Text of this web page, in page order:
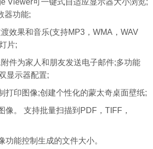
Viewer可一键式自适应显示器大小浏览;
器功能;
效果和音乐(支持MP3，WMA，WAV
片;
件为家人和朋友发送电子邮件;多功能
显示器配置;
打印图像;创建个性化的蒙太奇桌面壁纸;
像。 支持批量扫描到PDF，TIFF，
功能控制生成的文件大小。